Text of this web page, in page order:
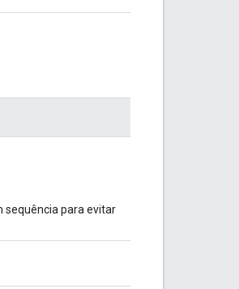
sequência para evitar